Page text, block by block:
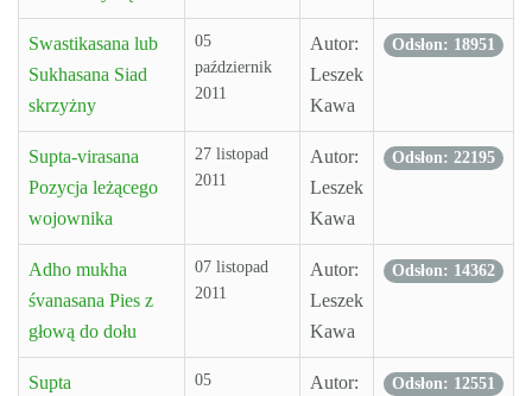
Swastikasana lub
Sukhasana Siad
skrzyżny
05
październik
2011
Autor:
Leszek
Kawa
Odsłon: 18951
Supta-virasana
Pozycja leżącego
wojownika
27 listopad
2011
Autor:
Leszek
Kawa
Odsłon: 22195
Adho mukha
śvanasana Pies z
głową do dołu
07 listopad
2011
Autor:
Leszek
Kawa
Odsłon: 14362
Supta
05
Autor:
Odsłon: 12551